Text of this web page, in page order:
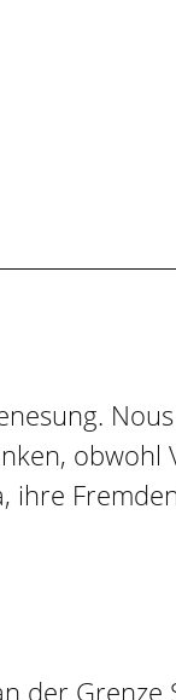
obwohl
ihre
der Grenze